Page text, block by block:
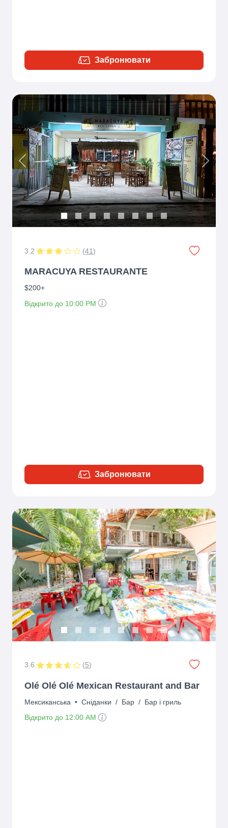
Забронювати
Previous Next
3.2 (41)
MARACUYA RESTAURANTE
$200+
Відкрито до 10:00 PM
Забронювати
Previous Next
3.6 (5)
Olé Olé Olé Mexican Restaurant and Bar
Мексиканська • Сніданки / Бар / Бар і гриль
Відкрито до 12:00 AM